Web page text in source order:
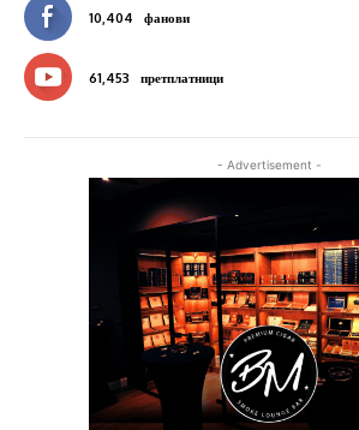
10,404 фанови
61,453 претплатници
- Advertisement -